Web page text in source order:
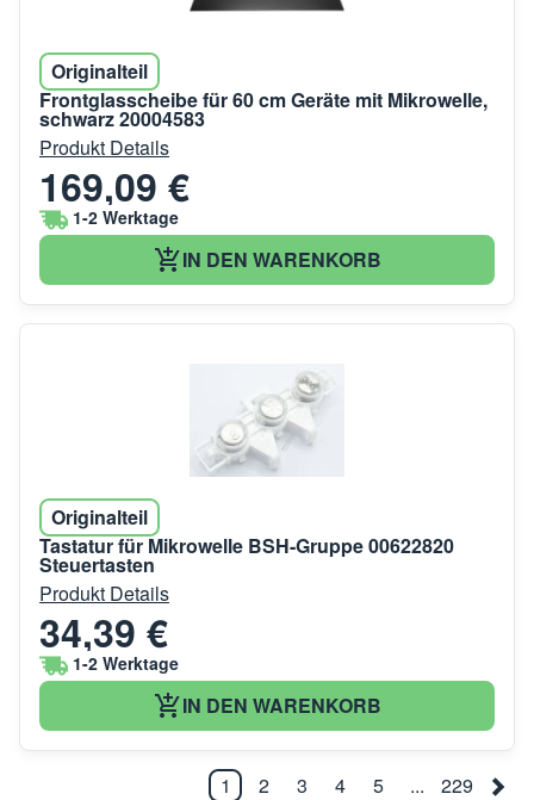
Originalteil
Frontglasscheibe für 60 cm Geräte mit Mikrowelle,
schwarz 20004583
Produkt Details
169,09 €
1-2 Werktage
IN DEN WARENKORB
Originalteil
Tastatur für Mikrowelle BSH-Gruppe 00622820
Steuertasten
Produkt Details
34,39 €
1-2 Werktage
IN DEN WARENKORB
1 2 3 4 5 ... 229